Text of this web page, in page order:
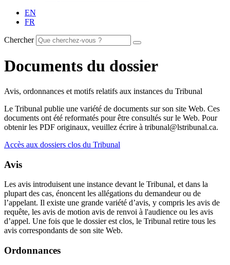
EN
FR
Chercher
Documents du dossier
Avis, ordonnances et motifs relatifs aux instances du Tribunal
Le Tribunal publie une variété de documents sur son site Web. Ces
documents ont été reformatés pour être consultés sur le Web. Pour
obtenir les PDF originaux, veuillez écrire à tribunal@lstribunal.ca.
Accès aux dossiers clos du Tribunal
Avis
Les avis introduisent une instance devant le Tribunal, et dans la
plupart des cas, énoncent les allégations du demandeur ou de
l’appelant. Il existe une grande variété d’avis, y compris les avis de
requête, les avis de motion avis de renvoi à l'audience ou les avis
d’appel. Une fois que le dossier est clos, le Tribunal retire tous les
avis correspondants de son site Web.
Ordonnances